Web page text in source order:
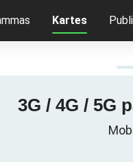
Kartes
3G / 4G / 5G